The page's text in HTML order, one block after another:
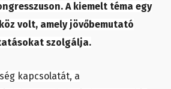
A kiemelt téma egy
volt, amely jövőbemutató
szolgálja.
kapcsolatát, a